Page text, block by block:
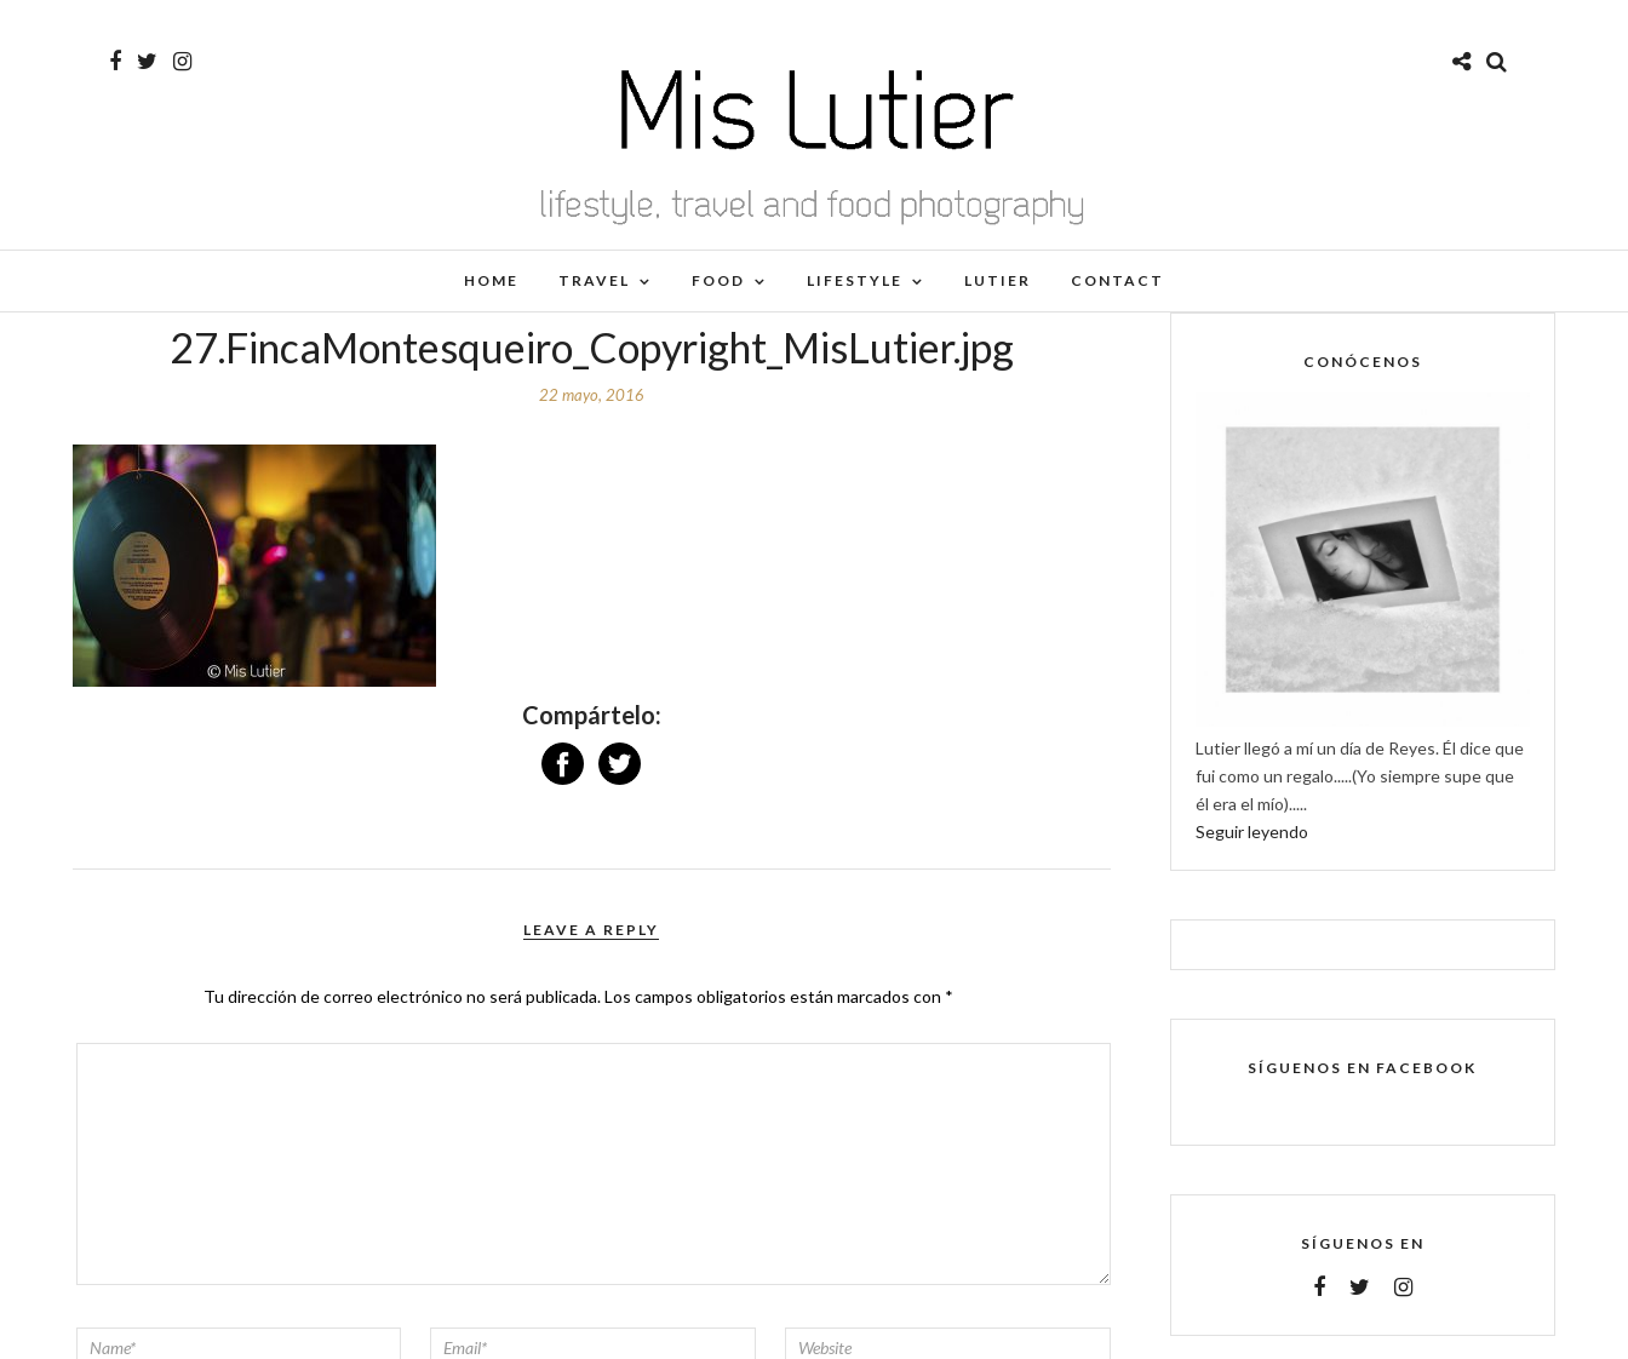
HOME TRAVEL FOOD LIFESTYLE LUTIER CONTACT
27.FincaMontesqueiro_Copyright_MisLutier.jpg
22 mayo, 2016
Compártelo:
LEAVE A REPLY
Tu dirección de correo electrónico no será publicada.Los campos obligatorios están marcados con *
CONÓCENOS
Lutier llegó a mí un día de Reyes. Él dice que
fui como un regalo.....(Yo siempre supe que
él era el mío).....
Seguir leyendo
SÍGUENOS EN FACEBOOK
SÍGUENOS EN